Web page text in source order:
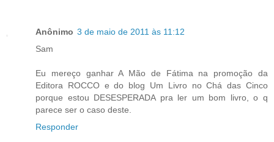
Anônimo 3 de maio de 2011 às 11:12
Sam
Eu mereço ganhar A Mão de Fátima na promoção da
Editora ROCCO e do blog Um Livro no Chá das Cinco
porque estou DESESPERADA pra ler um bom livro, o q
parece ser o caso deste.
Responder